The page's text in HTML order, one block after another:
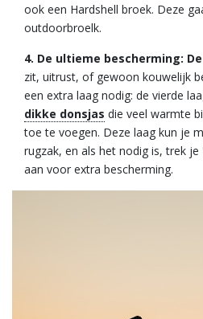
ook een Hardshell broek. Deze
outdoorbroelk.
4. De ultieme bescherming:
zit, uitrust, of gewoon kouwelijk
een extra laag nodig: de vierde
dikke donsjas die veel warmte
toe te voegen. Deze laag kun je
rugzak, en als het nodig is, trek
aan voor extra bescherming.